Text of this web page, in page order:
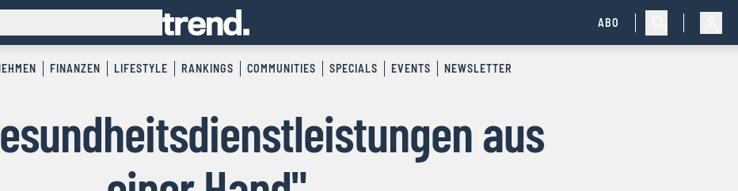
ABO
FINANZEN LIFESTYLE RANKINGS COMMUNITIES SPECIALS EVENTS NEWSLETTER
aus